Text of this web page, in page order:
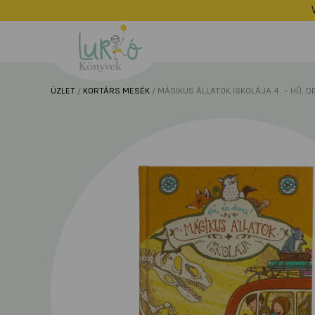
Lurkó
Könyvek
ÜZLET / KORTÁRS MESÉK / MÁGIKUS ÁLLATOK ISKOLÁJA 4. – HŰ,